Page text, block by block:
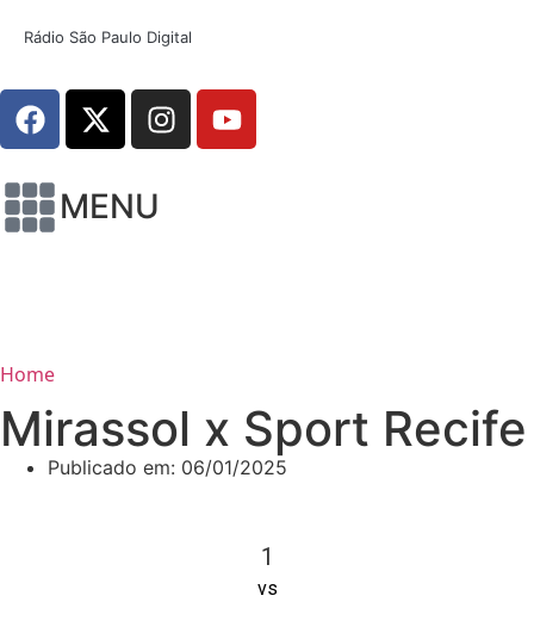
Rádio São Paulo Digital
MENU
Home
Mirassol x Sport Recife
Publicado em: 06/01/2025
1
vs